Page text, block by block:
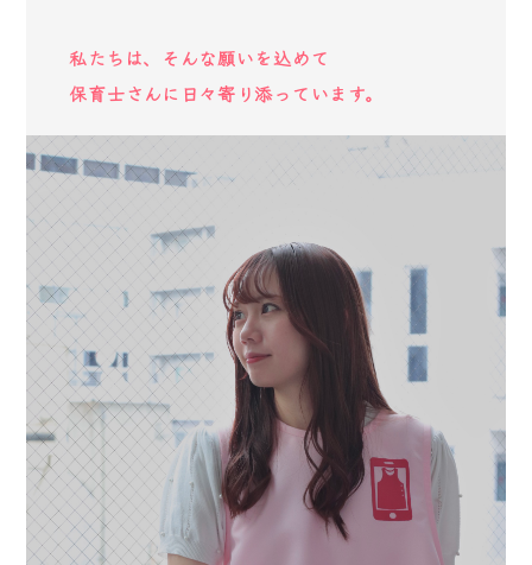
私たちは、そんな願いを込めて
保育士さんに日々寄り添っています。